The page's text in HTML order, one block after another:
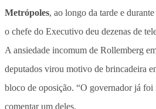
Metrópoles, ao longo da tarde e
o chefe do Executivo deu dezenas de
A ansiedade incomum de Rollemberg
deputados virou motivo de brincadeira
bloco de oposição. “O governador já
comentar um deles.